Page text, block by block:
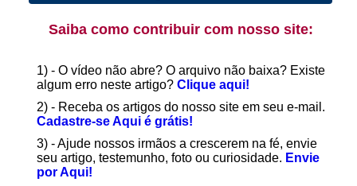
Saiba como contribuir com nosso site:
1) - O vídeo não abre? O arquivo não baixa? Existe
algum erro neste artigo? Clique aqui!
2) - Receba os artigos do nosso site em seu e-mail.
Cadastre-se Aqui é grátis!
3) - Ajude nossos irmãos a crescerem na fé, envie
seu artigo, testemunho, foto ou curiosidade. Envie
por Aqui!